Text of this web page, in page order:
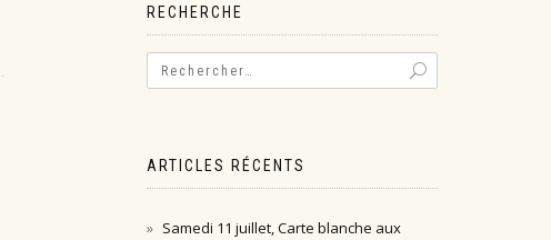
RECHERCHE
ARTICLES RÉCENTS
Samedi 11 juillet, Carte blanche aux